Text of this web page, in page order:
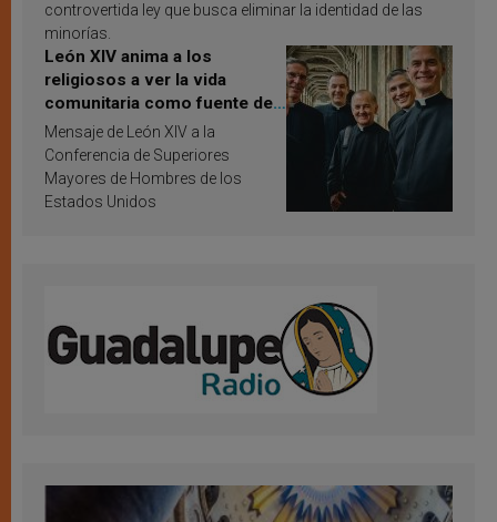
controvertida ley que busca eliminar la identidad de las
minorías.
León XIV anima a los
religiosos a ver la vida
comunitaria como fuente de
inspiración y santificación
Mensaje de León XIV a la
Conferencia de Superiores
Mayores de Hombres de los
Estados Unidos